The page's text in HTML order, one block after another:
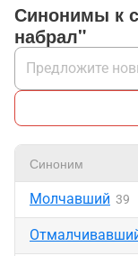
Синонимы к
набрал"
Синоним
Молчавший 39